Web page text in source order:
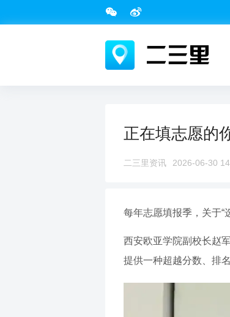
正在填志愿的
二三里资讯 2026-06-30
每年志愿填报季，关于“
西安欧亚学院副校长赵
提供一种超越分数、排